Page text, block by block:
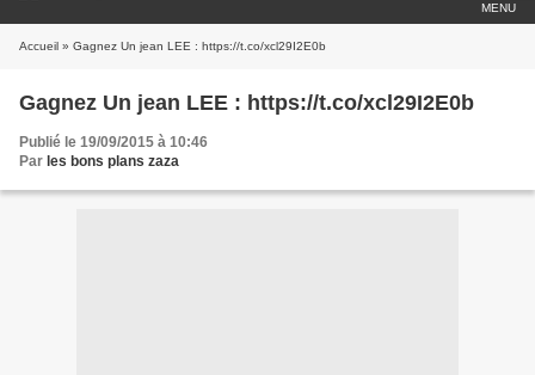
MENU
Accueil » Gagnez Un jean LEE : https://t.co/xcl29I2E0b
Gagnez Un jean LEE : https://t.co/xcl29I2E0b
Publié le 19/09/2015 à 10:46
Par les bons plans zaza